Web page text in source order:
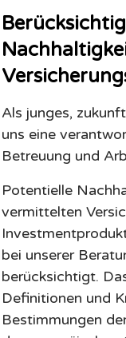
Als junges,
uns eine
Betreuung und
Potentielle
vermittelten
bei unserer
berücksichtigt.
Definitionen und
Bestimmungen